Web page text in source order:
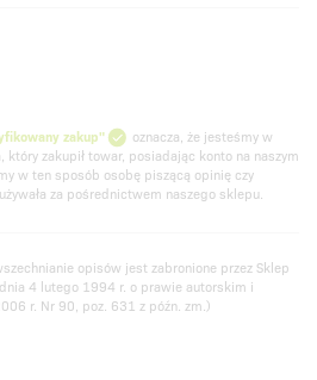
zakup"
oznacza, że jesteśmy w
zakupił towar, posiadając konto na naszym
w ten sposób osobę piszącą opinię czy
za pośrednictwem naszego sklepu.
opisów jest zabronione przez Sklep
4 lutego 1994 r. o prawie autorskim i
r. Nr 90, poz. 631 z późn. zm.)